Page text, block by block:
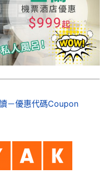
－優惠代碼Coupon